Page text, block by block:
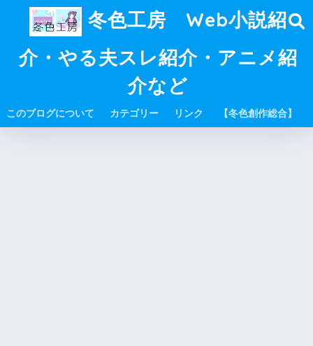
冬色工房 Web小説紹
介・やる夫スレ紹介・アニメ紹
介など
このブログについて カテゴリー リンク 【冬色創作総合】